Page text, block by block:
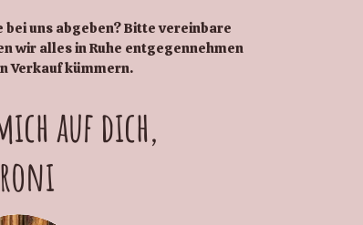
bei uns abgeben? Bitte vereinbare
wir alles in Ruhe entgegennehmen
Verkauf kümmern.
auf dich,